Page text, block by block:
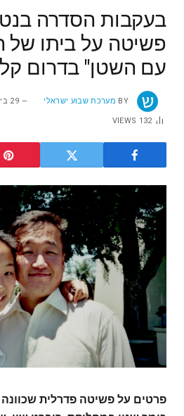
בעקבות הסדרה
פשיטה על ביתו של
עם השטן" בדרום
BY מערכת שבוע ישראלי 29 ביולי 2025
132
VIEWS
פרטים על פשיטה פדרלית